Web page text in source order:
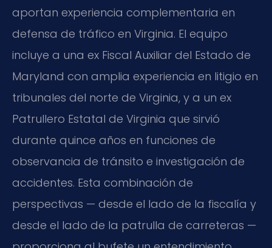
aportan experiencia complementaria en
defensa de tráfico en Virginia. El equipo
incluye a una ex Fiscal Auxiliar del Estado de
Maryland con amplia experiencia en litigio en
tribunales del norte de Virginia, y a un ex
Patrullero Estatal de Virginia que sirvió
durante quince años en funciones de
observancia de tránsito e investigación de
accidentes. Esta combinación de
perspectivas — desde el lado de la fiscalía y
desde el lado de la patrulla de carreteras —